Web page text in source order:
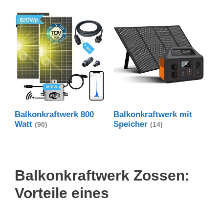
Balkonkraftwerk 800
Watt (90)
Balkonkraftwerk mit
Speicher (14)
Balkonkraftwerk Zossen:
Vorteile eines